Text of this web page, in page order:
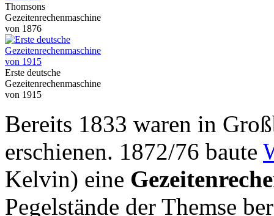
Thomsons
Gezeitenrechenmaschine
von 1876
Erste deutsche
Gezeitenrechenmaschine
von 1915
Bereits 1833 waren in
erschienen. 1872/76 baute
Kelvin) eine
Pegelstände der Themse